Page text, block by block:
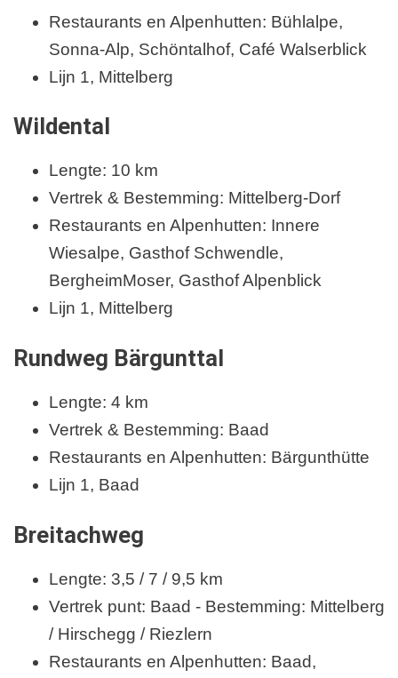
Restaurants en Alpenhutten: Bühlalpe,
Sonna-Alp, Schöntalhof, Café Walserblick
Lijn 1, Mittelberg
Wildental
Lengte: 10 km
Vertrek & Bestemming: Mittelberg-Dorf
Restaurants en Alpenhutten: Innere
Wiesalpe, Gasthof Schwendle,
BergheimMoser, Gasthof Alpenblick
Lijn 1, Mittelberg
Rundweg Bärgunttal
Lengte: 4 km
Vertrek & Bestemming: Baad
Restaurants en Alpenhutten: Bärgunthütte
Lijn 1, Baad
Breitachweg
Lengte: 3,5 / 7 / 9,5 km
Vertrek punt: Baad - Bestemming: Mittelberg
/ Hirschegg / Riezlern
Restaurants en Alpenhutten: Baad,